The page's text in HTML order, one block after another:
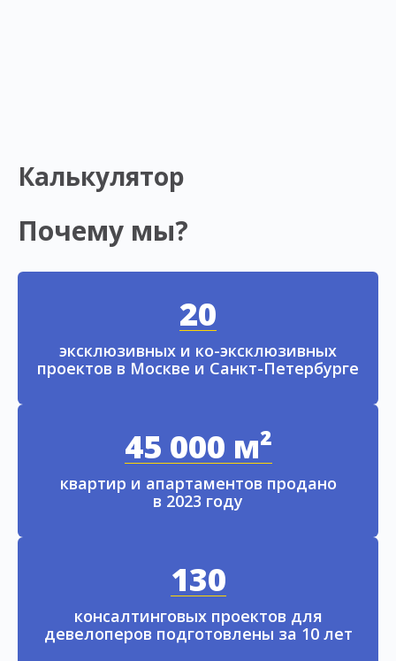
Калькулятор
Почему мы?
20
эксклюзивных и ко-эксклюзивных
проектов в Москве и Санкт-Петербурге
45 000 м²
квартир и апартаментов продано
в 2023 году
130
консалтинговых проектов для
девелоперов подготовлены за 10 лет